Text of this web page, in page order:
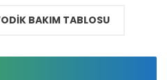
BAKIM TABLOSU